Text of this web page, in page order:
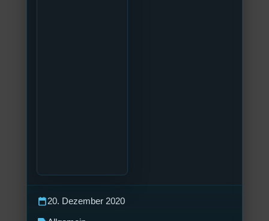
calendar_today20. Dezember 2020